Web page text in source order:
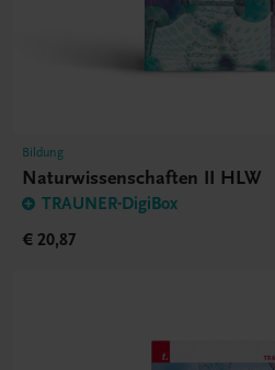
Bildung
Naturwissenschaften II HLW
TRAUNER-DigiBox
€ 20,87